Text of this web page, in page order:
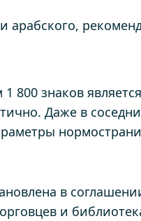
800 знаков является
Даже в
в
и